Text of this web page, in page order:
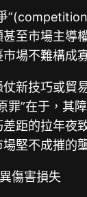
至市場主導
場不難構成
新技巧或貿
罪”在于，其
距的拉年夜
堅不成摧的
傷害損失